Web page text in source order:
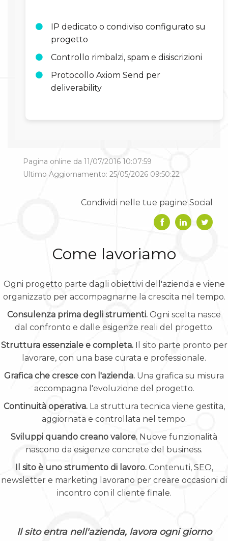
IP dedicato o condiviso configurato su
progetto
Controllo rimbalzi, spam e disiscrizioni
Protocollo Axiom Send per
deliverability
Pagina online da 11/07/2016 10:07:59
Ultimo Aggiornamento: 25/05/2026 09:50:22
Condividi nelle tue pagine Social
Come lavoriamo
Ogni progetto parte dagli obiettivi dell'azienda e viene
organizzato per accompagnarne la crescita nel tempo.
Consulenza prima degli strumenti. Ogni scelta nasce
dal confronto e dalle esigenze reali del progetto.
Struttura essenziale e completa.Il sito parte pronto per
lavorare, con una base curata e professionale.
Grafica che cresce con l'azienda. Una grafica su misura
accompagna l'evoluzione del progetto.
Continuità operativa.La struttura tecnica viene gestita,
aggiornata e controllata nel tempo.
Sviluppi quando creano valore. Nuove funzionalità
nascono da esigenze concrete del business.
Il sito è uno strumento di lavoro.Contenuti, SEO,
newsletter e marketing lavorano per creare occasioni di
incontro con il cliente finale.
Il sito entra nell'azienda, lavora ogni giorno